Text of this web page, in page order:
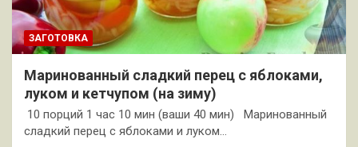
ЗАГОТОВКА
Маринованный сладкий перец с яблоками,
луком и кетчупом (на зиму)
10 порций 1 час 10 мин (ваши 40 мин) Маринованный
сладкий перец с яблоками и луком…